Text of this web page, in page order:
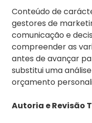
Conteúdo de
gestores de
comunicação e
compreender as
antes de avançar
substitui uma
orçamento
Autoria e Revisão